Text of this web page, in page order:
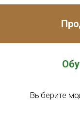
Выберите